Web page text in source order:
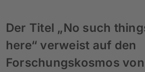
Der Titel „No such
here“ verweist auf den
Forschungskosmos